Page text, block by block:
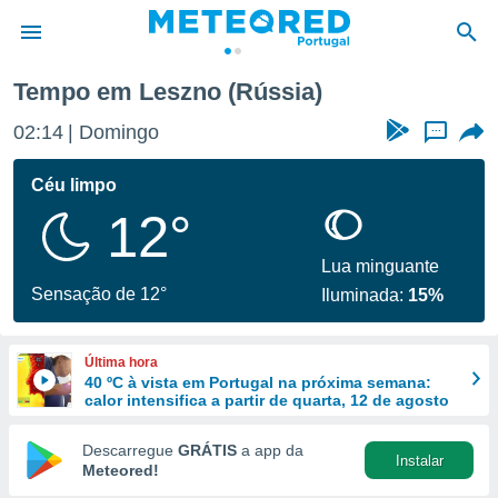
da
foi
fornecidas
a este
das
e
forma
digital
Tempo em Leszno (Rússia)
02:14 Domingo ...
Céu limpo
12°
Sensação de 12°
Lua minguante
Iluminada: 15%
Última hora
40 ºC à vista em Portugal na próxima semana:
calor intensifica a partir de quarta, 12 de agosto
Descarregue GRÁTIS a app da
Meteored!
Instalar